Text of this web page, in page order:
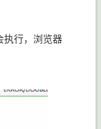
执行，浏览器